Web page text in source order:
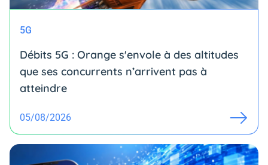
5G
Débits 5G : Orange s'envole à des altitudes
que ses concurrents n’arrivent pas à
atteindre
05/08/2026